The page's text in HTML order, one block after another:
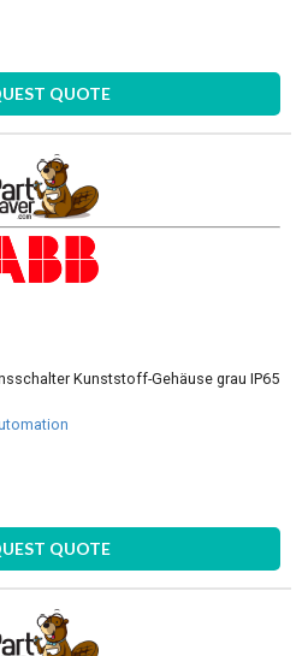
QUOTE
Kunststoff-Gehäuse grau IP65
QUOTE